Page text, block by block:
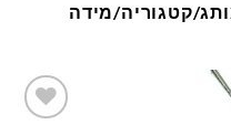
קטגוריה/מידה